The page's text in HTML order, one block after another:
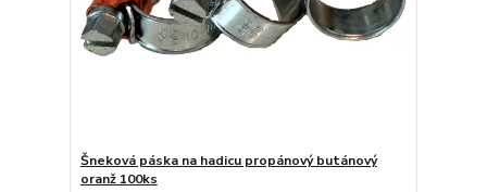
Šneková páska na hadicu propánový butánový
oranž 100ks